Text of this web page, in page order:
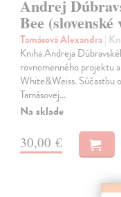
Andrej
Bee
Tamásová Alexandra|
Kniha Andreja
rovnomenného projektu
White&Weiss. Súčasťou
Tamásovej…
Na sklade
30,00 €